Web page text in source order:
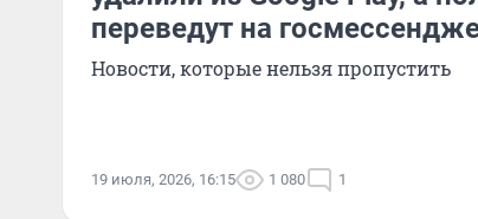
переведут на
Новости, которые нельзя пропустить
19 июля, 2026, 16:15 1 080 1